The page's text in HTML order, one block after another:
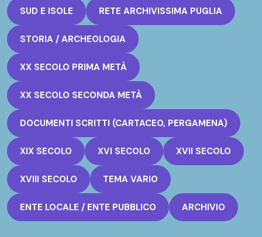
SUD E ISOLE RETE ARCHIVISSIMA PUGLIA
STORIA / ARCHEOLOGIA
XX SECOLO PRIMA METÀ
XX SECOLO SECONDA METÀ
DOCUMENTI SCRITTI (CARTACEO, PERGAMENA)
XIX SECOLO XVI SECOLO XVII SECOLO
XVIII SECOLO TEMA VARIO
ENTE LOCALE / ENTE PUBBLICO ARCHIVIO